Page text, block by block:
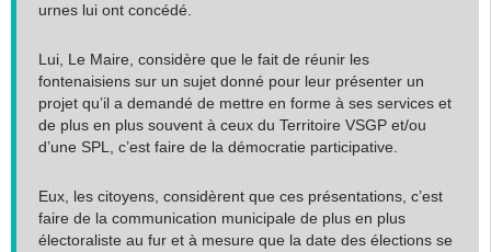
urnes lui ont concédé.
Lui, Le Maire, considère que le fait de réunir les
fontenaisiens sur un sujet donné pour leur présenter un
projet qu’il a demandé de mettre en forme à ses services et
de plus en plus souvent à ceux du Territoire VSGP et/ou
d’une SPL, c’est faire de la démocratie participative.
Eux, les citoyens, considèrent que ces présentations, c’est
faire de la communication municipale de plus en plus
électoraliste au fur et à mesure que la date des élections se